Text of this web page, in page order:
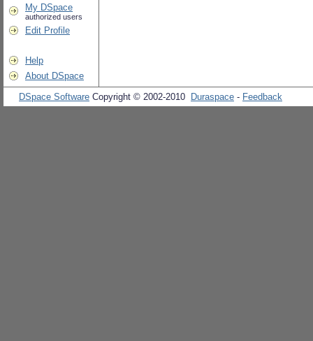
My DSpace
authorized users
Edit Profile
Help
About DSpace
DSpace Software Copyright © 2002-2010 Duraspace - Feedback